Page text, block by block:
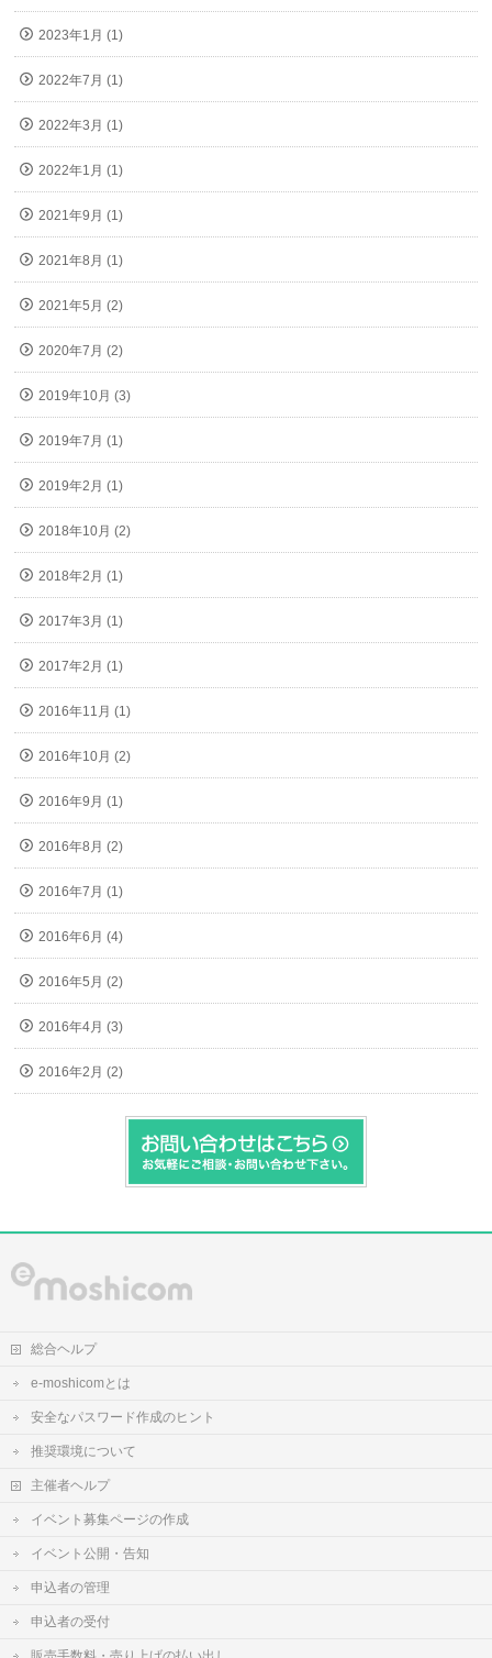
2023年1月 (1)
2022年7月 (1)
2022年3月 (1)
2022年1月 (1)
2021年9月 (1)
2021年8月 (1)
2021年5月 (2)
2020年7月 (2)
2019年10月 (3)
2019年7月 (1)
2019年2月 (1)
2018年10月 (2)
2018年2月 (1)
2017年3月 (1)
2017年2月 (1)
2016年11月 (1)
2016年10月 (2)
2016年9月 (1)
2016年8月 (2)
2016年7月 (1)
2016年6月 (4)
2016年5月 (2)
2016年4月 (3)
2016年2月 (2)
総合ヘルプ
e-moshicomとは
安全なパスワード作成のヒント
推奨環境について
主催者ヘルプ
イベント募集ページの作成
イベント公開・告知
申込者の管理
申込者の受付